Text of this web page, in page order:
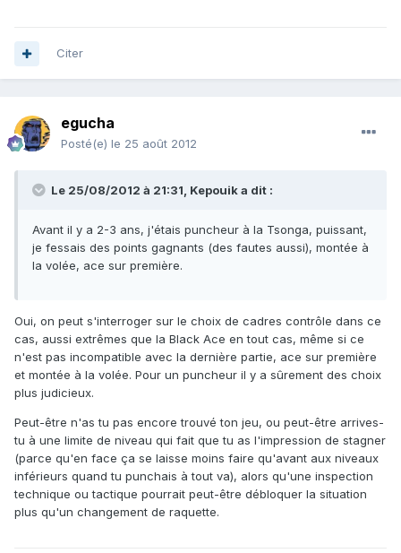
Citer
egucha
Posté(e) le 25 août 2012
Le 25/08/2012 à 21:31, Kepouik a dit :
Avant il y a 2-3 ans, j'étais puncheur à la Tsonga, puissant,
je fessais des points gagnants (des fautes aussi), montée à
la volée, ace sur première.
Oui, on peut s'interroger sur le choix de cadres contrôle dans ce
cas, aussi extrêmes que la Black Ace en tout cas, même si ce
n'est pas incompatible avec la dernière partie, ace sur première
et montée à la volée. Pour un puncheur il y a sûrement des choix
plus judicieux.
Peut-être n'as tu pas encore trouvé ton jeu, ou peut-être arrives-
tu à une limite de niveau qui fait que tu as l'impression de stagner
(parce qu'en face ça se laisse moins faire qu'avant aux niveaux
inférieurs quand tu punchais à tout va), alors qu'une inspection
technique ou tactique pourrait peut-être débloquer la situation
plus qu'un changement de raquette.